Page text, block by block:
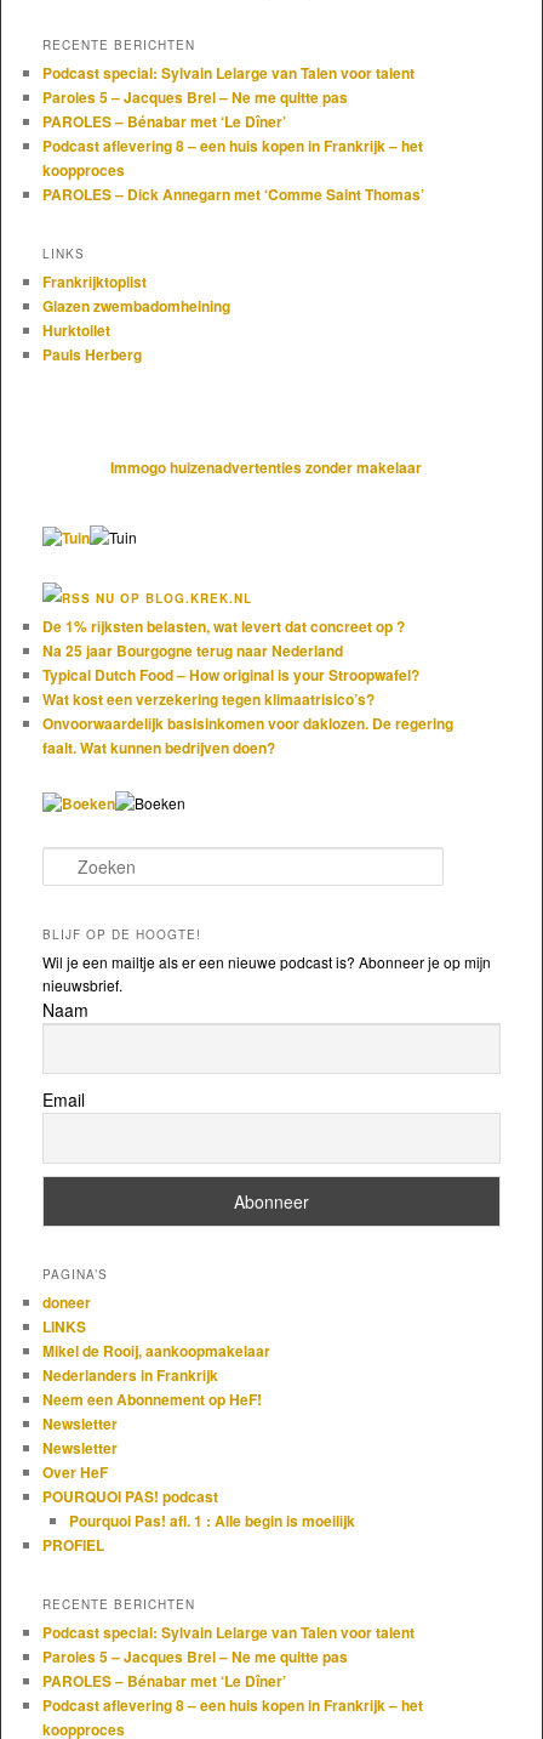
RECENTE BERICHTEN
Podcast special: Sylvain Lelarge van Talen voor talent
Paroles 5 – Jacques Brel – Ne me quitte pas
PAROLES – Bénabar met ‘Le Dîner’
Podcast aflevering 8 – een huis kopen in Frankrijk – het
koopproces
PAROLES – Dick Annegarn met ‘Comme Saint Thomas’
LINKS
Frankrijktoplist
Glazen zwembadomheining
Hurktoilet
Pauls Herberg
Immogo huizenadvertenties zonder makelaar
NU OP BLOG.KREK.NL
De 1% rijksten belasten, wat levert dat concreet op ?
Na 25 jaar Bourgogne terug naar Nederland
Typical Dutch Food – How original is your Stroopwafel?
Wat kost een verzekering tegen klimaatrisico’s?
Onvoorwaardelijk basisinkomen voor daklozen. De regering
faalt. Wat kunnen bedrijven doen?
Zoeken
BLIJF OP DE HOOGTE!
Wil je een mailtje als er een nieuwe podcast is? Abonneer je op mijn
nieuwsbrief.
Naam
Email
PAGINA’S
doneer
LINKS
Mikel de Rooij, aankoopmakelaar
Nederlanders in Frankrijk
Neem een Abonnement op HeF!
Newsletter
Newsletter
Over HeF
POURQUOI PAS! podcast
Pourquoi Pas! afl. 1 : Alle begin is moeilijk
PROFIEL
RECENTE BERICHTEN
Podcast special: Sylvain Lelarge van Talen voor talent
Paroles 5 – Jacques Brel – Ne me quitte pas
PAROLES – Bénabar met ‘Le Dîner’
Podcast aflevering 8 – een huis kopen in Frankrijk – het
koopproces